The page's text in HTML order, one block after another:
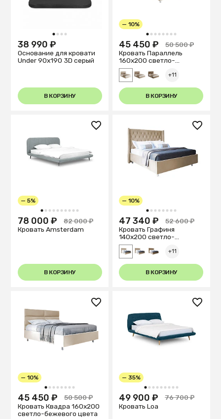
1 2 3 4
38 990 ₽
Основание для кровати
Under 90x190 3D серый
В КОРЗИНУ
1 2 3 4 5 6 7 8
— 10%
45 450 ₽
50 500 ₽
Кровать Параллель
160х200 светло-
бежевого цвета
+11
В КОРЗИНУ
1 2 3 4 5 6 7 8 9 10
— 5%
78 000 ₽
82 000 ₽
Кровать Amsterdam
В КОРЗИНУ
1 2 3 4 5 6 7 8
— 10%
47 340 ₽
52 600 ₽
Кровать Графиня
140х200 светло-
бежевого цвета
+11
В КОРЗИНУ
1 2 3 4 5 6 7 8
— 10%
45 450 ₽
50 500 ₽
Кровать Квадра 160х200
светло-бежевого цвета
1 2 3 4 5 6 7 8 9
— 35%
49 900 ₽
76 700 ₽
Кровать Loa